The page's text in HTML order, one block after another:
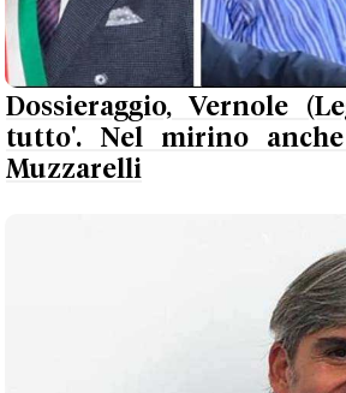
Dossieraggio, Vernole
tutto'. Nel mirino
Muzzarelli